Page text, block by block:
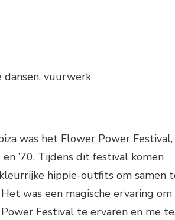
vuurwerk
was het Flower Power Festival,
’70. Tijdens dit festival komen
hippie-outfits om samen
was een magische ervaring om
Festival te ervaren en me te